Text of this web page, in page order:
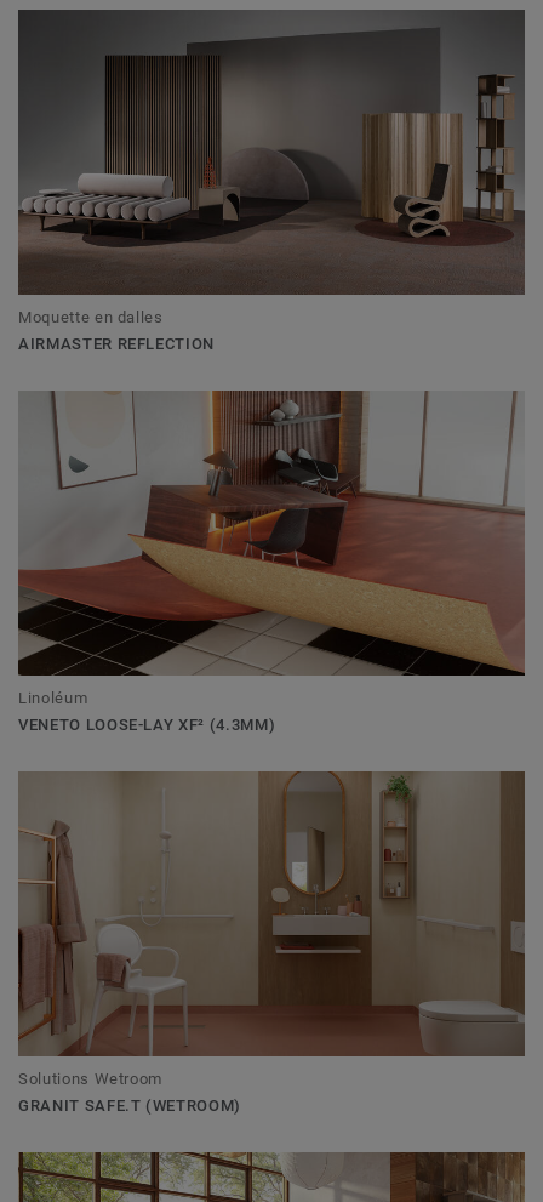
Moquette en dalles
AIRMASTER REFLECTION
Linoléum
VENETO LOOSE-LAY XF² (4.3MM)
Solutions Wetroom
GRANIT SAFE.T (WETROOM)